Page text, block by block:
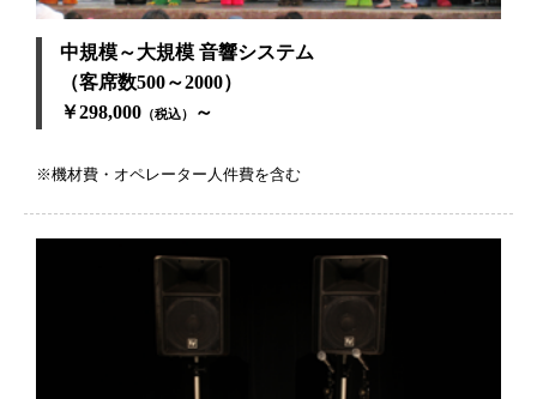
中規模～大規模 音響システム
（客席数500～2000）
￥298,000 （税込） ～
※機材費・オペレーター人件費を含む